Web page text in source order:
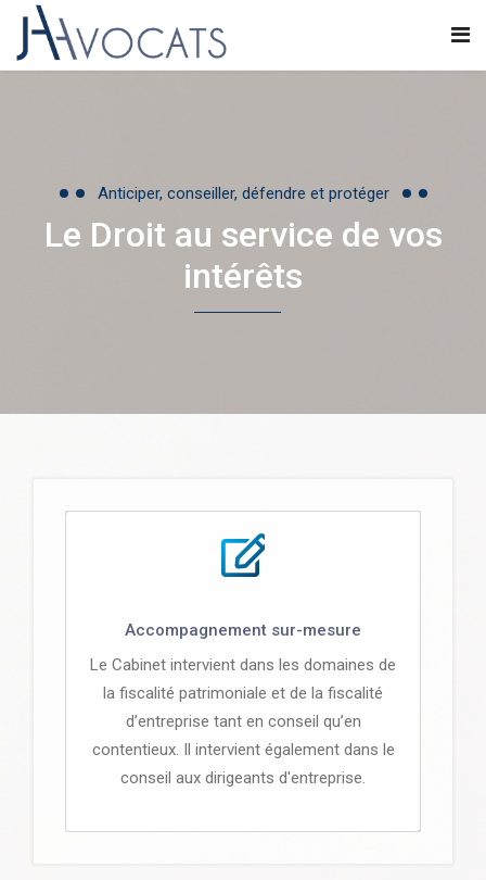
Anticiper, conseiller, défendre et protéger
Le Droit au service de vos
intérêts
Accompagnement sur-mesure
Le Cabinet intervient dans les domaines de
la fiscalité patrimoniale et de la fiscalité
d’entreprise tant en conseil qu’en
contentieux. Il intervient également dans le
conseil aux dirigeants d'entreprise.